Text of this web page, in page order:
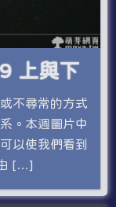
上與下
不尋常的方式
。本週圖片中
以使我們看到
[…]